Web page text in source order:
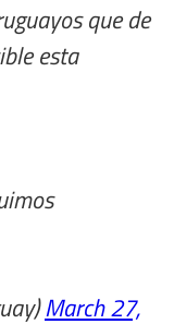
que de
esta
March 27,